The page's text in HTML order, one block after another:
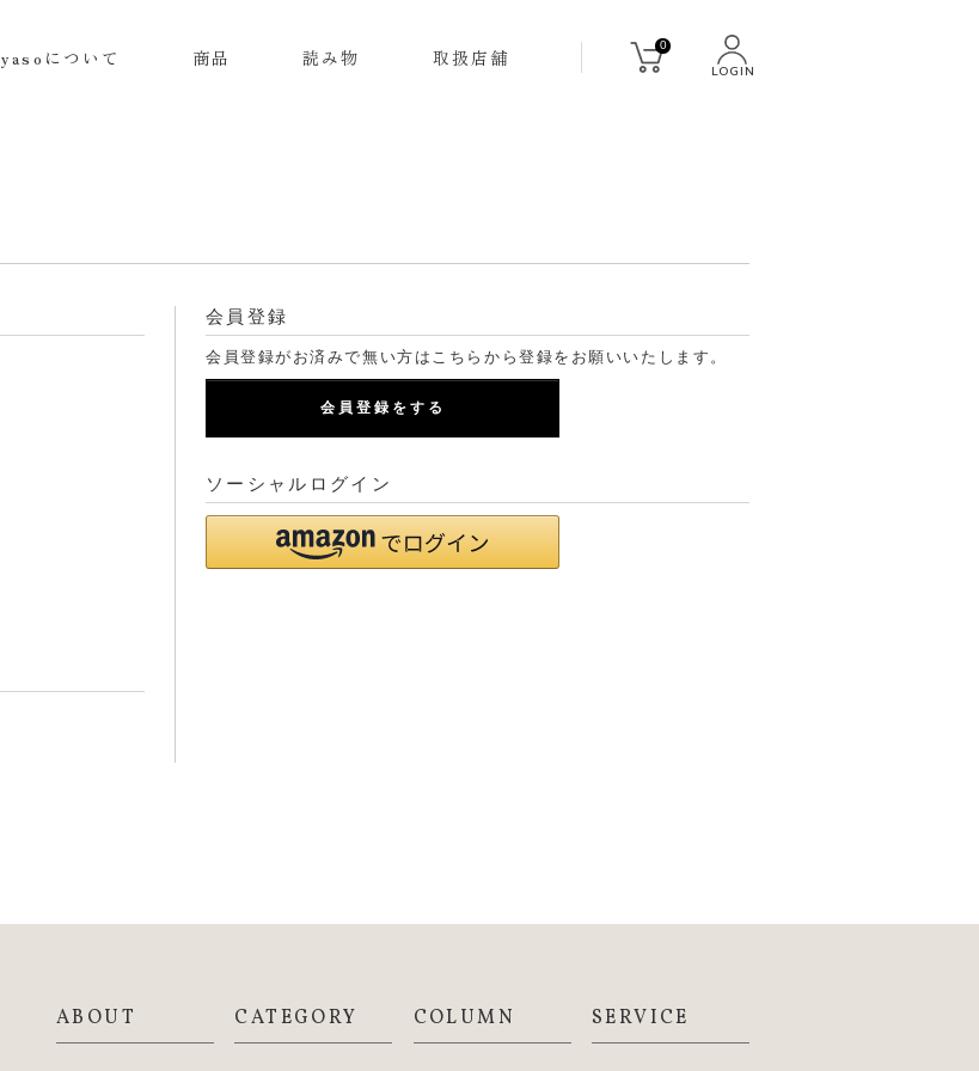
yasoについて 商品 読み物 取扱店舗
0
LOGIN
会員登録
会員登録がお済みで無い方はこちらから登録をお願いいたします。
会員登録をする
ソーシャルログイン
ABOUT CATEGORY COLUMN SERVICE